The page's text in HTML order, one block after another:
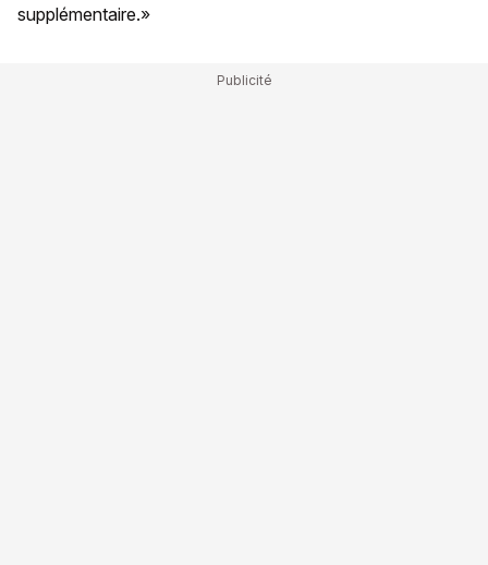
supplémentaire.»